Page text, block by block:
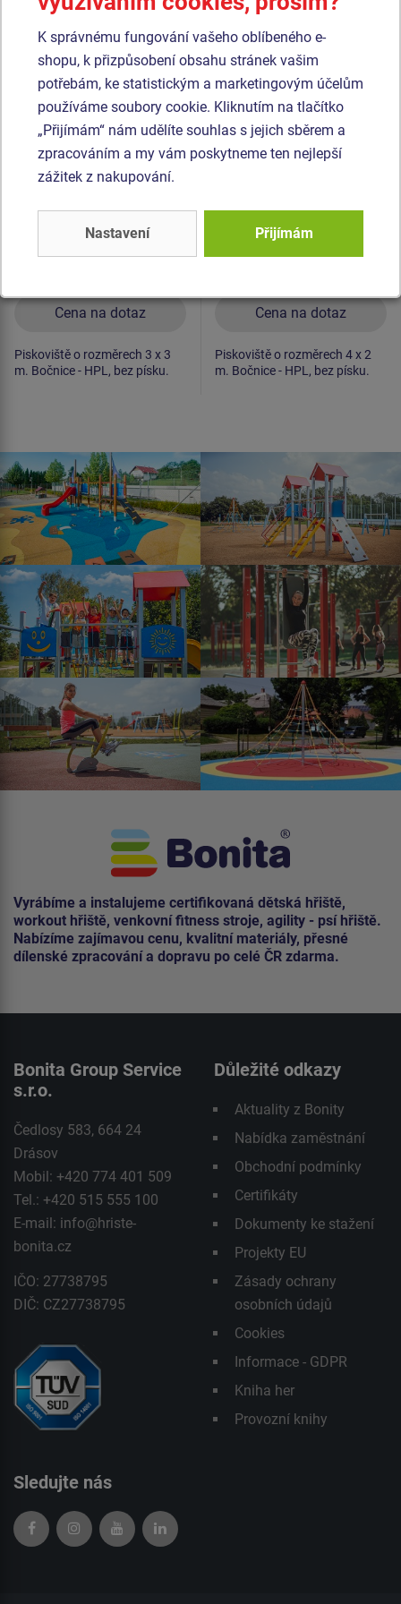
Podobnézboží
Produkt - PIH-3030-10
Pískoviště se sedáky
3x3 m PIH3030
Cena na dotaz
Novinka
Piskoviště o rozměrech 3 x 3
m. Bočnice - HPL, bez písku.
Produkt - PIH-4020-10
Pískoviště se sedáky
4x2 m PIH4020
Cena na dotaz
Piskoviště o rozměrech 4 x 2
m. Bočnice - HPL, bez písku.
Vyrábíme a instalujeme certifikovaná dětská hřiště,
workout hřiště, venkovní fitness stroje, agility - psí hřiště.
Nabízíme zajímavou cenu, kvalitní materiály, přesné
dílenské zpracování a dopravu po celé ČR zdarma.
Bonita Group Service
s.r.o.
Čedlosy 583, 664 24
Drásov
Mobil: +420 774 401 509
Tel.: +420 515 555 100
E-mail: info@hriste-
bonita.cz
IČO: 27738795
DIČ: CZ27738795
Důležité odkazy
Aktuality z Bonity
Nabídka zaměstnání
Obchodní podmínky
Certifikáty
Dokumenty ke stažení
Projekty EU
Zásady ochrany
osobních údajů
Cookies
Informace - GDPR
Kniha her
Provozní knihy
Sledujte nás
K správnému fungování vašeho oblíbeného e-
shopu, k přizpůsobení obsahu stránek vašim
potřebám, ke statistickým a marketingovým účelům
používáme soubory cookie. Kliknutím na tlačítko
„Přijímám“ nám udělíte souhlas s jejich sběrem a
zpracováním a my vám poskytneme ten nejlepší
zážitek z nakupování.
Nastavení Přijímám